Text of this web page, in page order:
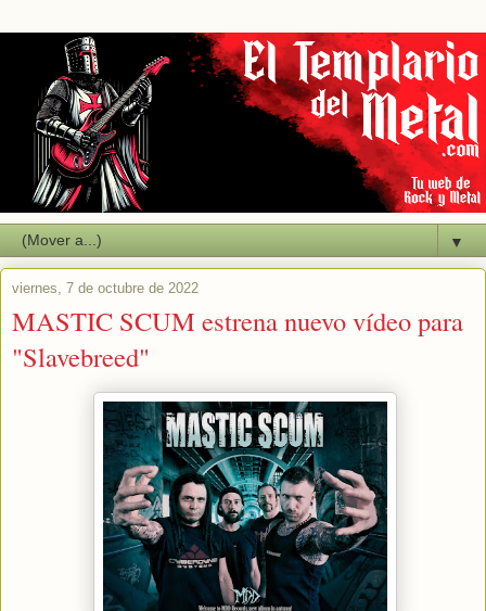
▼
viernes, 7 de octubre de 2022
MASTIC SCUM estrena nuevo vídeo para
"Slavebreed"